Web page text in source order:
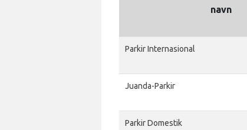
navn
Parkir Internasional
Juanda-Parkir
Parkir Domestik